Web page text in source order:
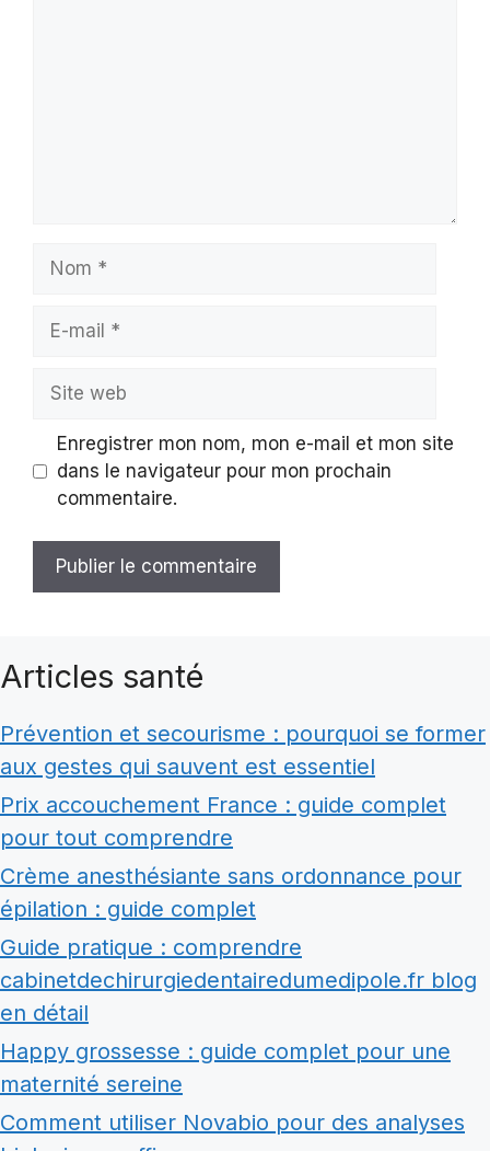
Nom
Site
Enregistrer mon nom, mon e-mail et mon site
dans le navigateur pour mon prochain
commentaire.
Articles santé
Prévention et secourisme : pourquoi se former
aux gestes qui sauvent est essentiel
Prix accouchement France : guide complet
pour tout comprendre
Crème anesthésiante sans ordonnance pour
épilation : guide complet
Guide pratique : comprendre
cabinetdechirurgiedentairedumedipole.fr blog
en détail
Happy grossesse : guide complet pour une
maternité sereine
Comment utiliser Novabio pour des analyses